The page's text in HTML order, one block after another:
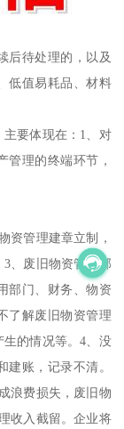
后待处理的，以及
低值易耗品、材料
要体现在：1、对
管理的终端环节，
资管理建章立制，
、废旧物资管理部
部门、财务、物资
了解废旧物资管理
的情况等。4、没
账，记录不清。
浪费损失，废旧物
收入截留。企业将